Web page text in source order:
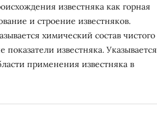
известняка как горная
и строение известняков.
химический состав чистого
известняка. Указывается
применения известняка в